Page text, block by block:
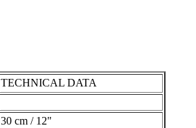
TECHNICAL DATA
30 cm / 12"